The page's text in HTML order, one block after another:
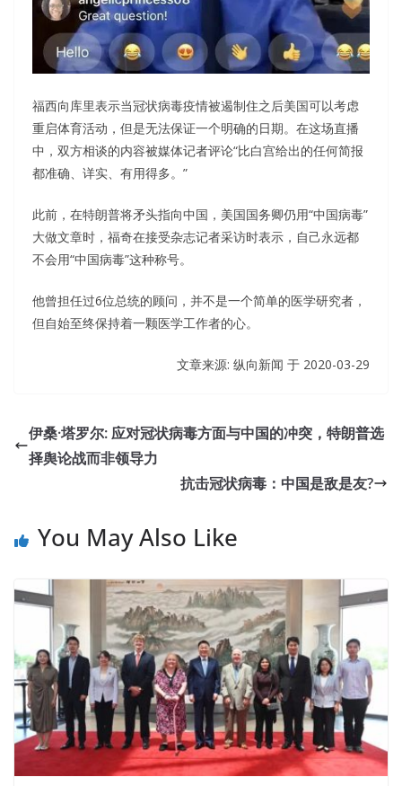
福西向库里表示当冠状病毒疫情被遏制住之后美国可以考虑
重启体育活动，但是无法保证一个明确的日期。在这场直播
中，双方相谈的内容被媒体记者评论“比白宫给出的任何简报
都准确、详实、有用得多。”
此前，在特朗普将矛头指向中国，美国国务卿仍用“中国病毒”
大做文章时，福奇在接受杂志记者采访时表示，自己永远都
不会用“中国病毒”这种称号。
他曾担任过6位总统的顾问，并不是一个简单的医学研究者，
但自始至终保持着一颗医学工作者的心。
文章来源: 纵向新闻 于 2020-03-29
伊桑·塔罗尔: 应对冠状病毒方面与中国的冲突，特朗普选
择舆论战而非领导力
抗击冠状病毒：中国是敌是友?
You May Also Like